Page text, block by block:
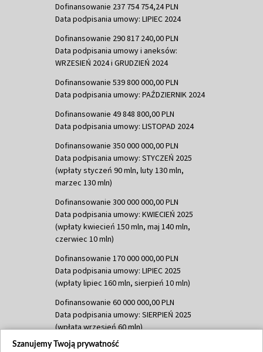
Dofinansowanie 237 754 754,24 PLN
Data podpisania umowy: LIPIEC 2024
Dofinansowanie 290 817 240,00 PLN
Data podpisania umowy i aneksów:
WRZESIEŃ 2024 i GRUDZIEŃ 2024
Dofinansowanie 539 800 000,00 PLN
Data podpisania umowy: PAŹDZIERNIK 2024
Dofinansowanie 49 848 800,00 PLN
Data podpisania umowy: LISTOPAD 2024
Dofinansowanie 350 000 000,00 PLN
Data podpisania umowy: STYCZEŃ 2025
(wpłaty styczeń 90 mln, luty 130 mln,
marzec 130 mln)
Dofinansowanie 300 000 000,00 PLN
Data podpisania umowy: KWIECIEŃ 2025
(wpłaty kwiecień 150 mln, maj 140 mln,
czerwiec 10 mln)
Dofinansowanie 170 000 000,00 PLN
Data podpisania umowy: LIPIEC 2025
(wpłaty lipiec 160 mln, sierpień 10 mln)
Dofinansowanie 60 000 000,00 PLN
Data podpisania umowy: SIERPIEŃ 2025
(wpłata wrzesień 60 mln)
Dofinansowanie 635 783 051,21 PLN
Szanujemy Twoją prywatność